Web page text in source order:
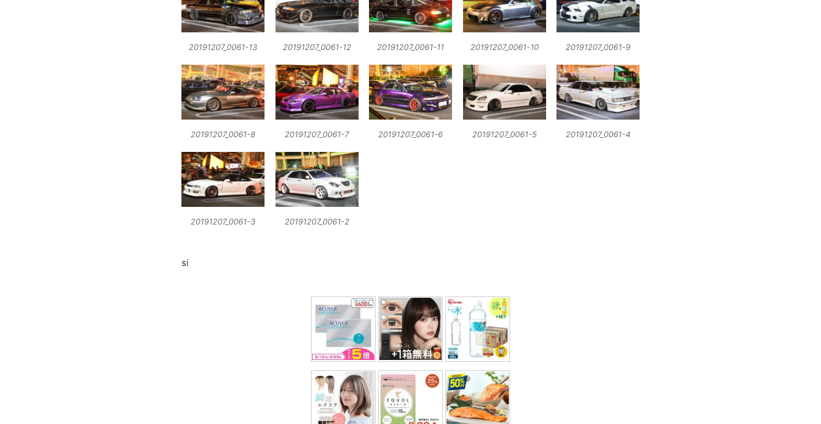
20191207_0061-13 20191207_0061-12 20191207_0061-11 20191207_0061-10 20191207_0061-9
20191207_0061-8 20191207_0061-7 20191207_0061-6 20191207_0061-5 20191207_0061-4
20191207_0061-3 20191207_0061-2
si